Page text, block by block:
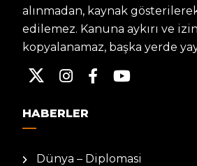
alınmadan, kaynak
edilemez. Kanuna aykırı ve
kopyalanamaz, başka yerde
HABERLER
Dünya – Diplomasi